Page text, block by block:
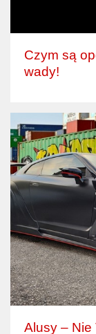
Czym są
wady!
Alusy – Nie